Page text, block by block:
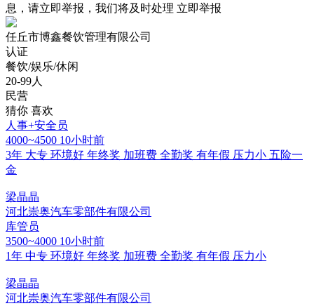
息，请立即举报，我们将及时处理 立即举报
任丘市博鑫餐饮管理有限公司
认证
餐饮/娱乐/休闲
20-99人
民营
猜你 喜欢
人事+安全员
4000~4500 10小时前
3年 大专 环境好 年终奖 加班费 全勤奖 有年假 压力小 五险一
金
梁晶晶
河北崇奥汽车零部件有限公司
库管员
3500~4000 10小时前
1年 中专 环境好 年终奖 加班费 全勤奖 有年假 压力小
梁晶晶
河北崇奥汽车零部件有限公司